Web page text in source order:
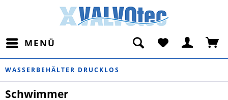
MENÜ
WASSERBEHÄLTER DRUCKLOS
Schwimmer